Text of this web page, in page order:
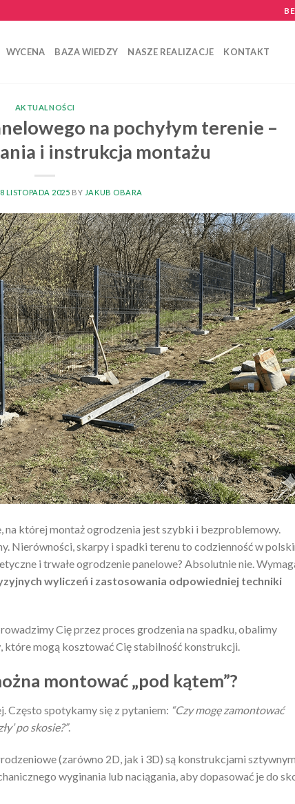
WYCENA BAZA WIEDZY NASZE REALIZACJE KONTAKT
AKTUALNOŚCI
na pochyłym terenie –
i instrukcja montażu
LISTOPADA 2025 BY JAKUB OBARA
na której montaż ogrodzenia jest szybki i bezproblemowy.
Nierówności, skarpy i spadki terenu to codzienność w
i trwałe ogrodzenie panelowe? Absolutnie nie.
wyliczeń i zastosowania odpowiedniej techniki
Cię przez proces grodzenia na spadku, obalimy
które mogą kosztować Cię stabilność konstrukcji.
montować „pod kątem”?
Często spotykamy się z pytaniem: “Czy mogę zamontować
po skosie?”.
(zarówno 2D, jak i 3D) są konstrukcjami
wyginania lub naciągania, aby dopasować je do